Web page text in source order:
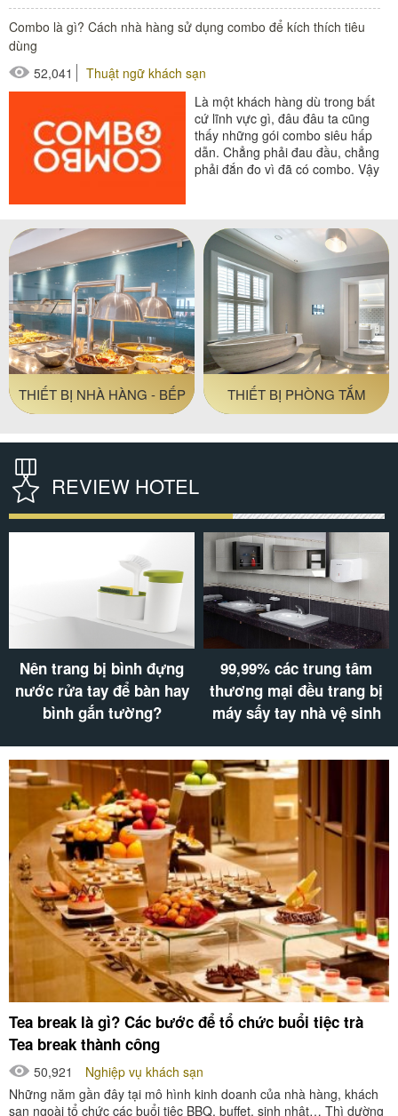
#đồ amenities khách sạn
Combo là gì? Cách nhà hàng sử dụng combo để kích thích tiêu
dùng
52,041
Thuật ngữ khách sạn
Là một khách hàng dù trong bất
cứ lĩnh vực gì, đâu đâu ta cũng
thấy những gói combo siêu hấp
dẫn. Chẳng phải đau đầu, chẳng
phải đắn đo vì đã có combo. Vậy
ĐỒ AMENITIES KHÁCH
SẠN
THIẾT BỊ VỆ SINH
REVIEW HOTEL
99,99% các trung tâm
thương mại đều trang bị
máy sấy tay nhà vệ sinh
Khách sạn không có máy
sấy tóc: Điểm trừ chất
lượng phục vụ
Tea break là gì? Các bước để tổ chức buổi tiệc trà
Tea break thành công
50,921
Nghiệp vụ khách sạn
Những năm gần đây tại mô hình kinh doanh của nhà hàng, khách
sạn ngoài tổ chức các buổi tiệc BBQ, buffet, sinh nhật… Thì dường